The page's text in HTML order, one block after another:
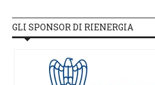
GLI SPONSOR DI RIENERGIA